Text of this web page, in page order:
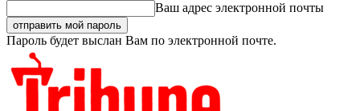
Ваш адрес электронной почты
Пароль будет выслан Вам по электронной почте.